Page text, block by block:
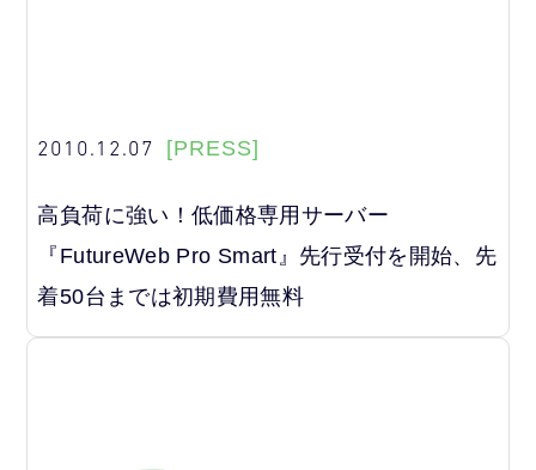
2010.12.07 [PRESS]
高負荷に強い！低価格専用サーバー
『FutureWeb Pro Smart』先行受付を開始、先
着50台までは初期費用無料